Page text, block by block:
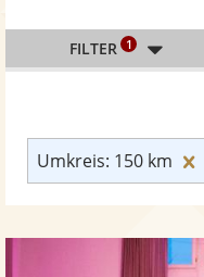
Umkreis: 150 km
FILTER 1